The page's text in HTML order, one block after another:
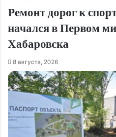
Ремонт дорог к
начался в Первом
Хабаровска
8 августа, 2026